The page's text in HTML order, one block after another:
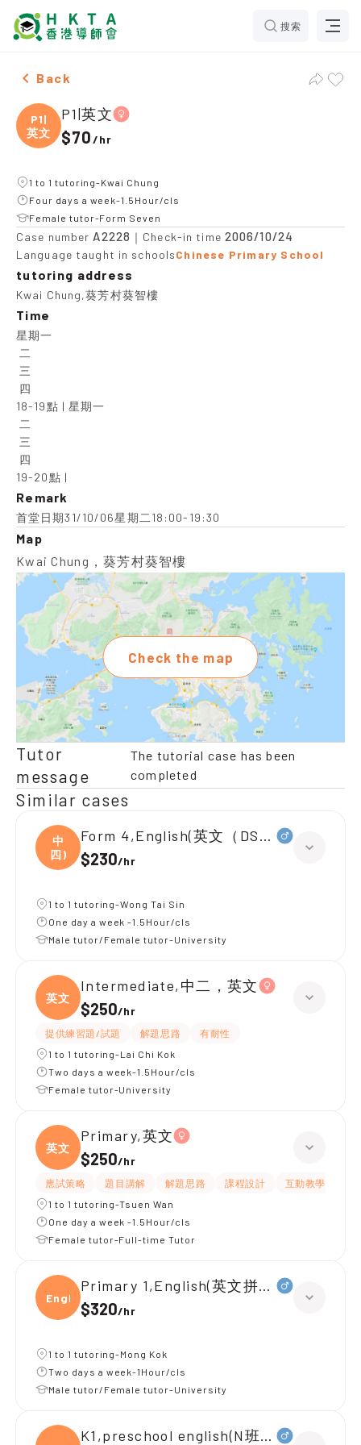
搜索
Female P1|英文，Kwai Chung Tuition recommendation
Back
P1|
英文
P1|英文
$70/hr
1 to 1 tutoring-Kwai Chung
Four days a week-1.5Hour/cls
Female tutor-Form Seven
Case number A2228 ｜Check-in time 2006/10/24
Language taught in schoolsChinese Primary School
tutoring address
Kwai Chung,葵芳村葵智樓
Time
星期一
18-19點 | 星期一
19-20點 |
Remark
首堂日期31/10/06星期二18:00-19:30
Map
Kwai Chung，葵芳村葵智樓
Check the map
Tutor
message
The tutorial case has been
completed
Similar cases
中
四)
Form 4,English(英文（DSE所有範疇）
$230/hr
1 to 1 tutoring-Wong Tai Sin
One day a week -1.5Hour/cls
Male tutor/Female tutor-University
英文
Intermediate,中二，英文
$250/hr
提供練習題/試題 解題思路
有耐性
1 to 1 tutoring-Lai Chi Kok
Two days a week-1.5Hour/cls
Female tutor-University
英文
Primary,英文
$250/hr
應試策略 題目講解 解題思路 課程設計 互動教學
1 to 1 tutoring-Tsuen Wan
One day a week -1.5Hour/cls
Female tutor-Full-time Tutor
Engli
Primary 1,English(英文拼音)
$320/hr
1 to 1 tutoring-Mong Kok
Two days a week-1Hour/cls
Male tutor/Female tutor-University
K1,preschool english(N班幼兒英文)